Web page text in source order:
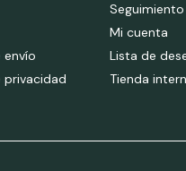
envío
privacidad
Seguimiento
Mi cuenta
Lista de
Tienda